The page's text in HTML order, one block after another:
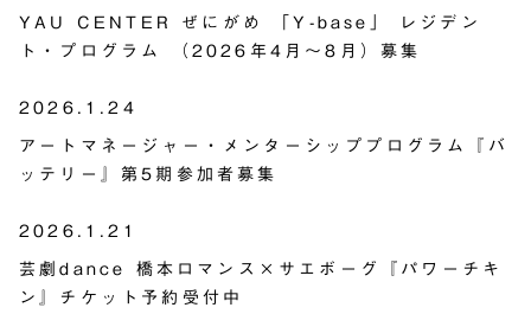
YAU CENTER ぜにがめ 「Y-base」 レジデン
ト・プログラム （2026年4月～8月）募集
2026.1.24
アートマネージャー・メンターシッププログラム『バ
ッテリー』第5期参加者募集
2026.1.21
芸劇dance 橋本ロマンス×サエボーグ『パワーチキ
ン』チケット予約受付中